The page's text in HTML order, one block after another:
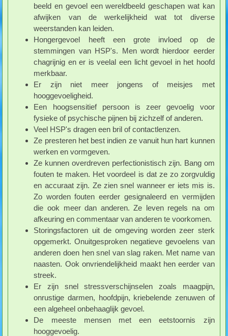
beeld en gevoel een wereldbeeld geschapen wat kan
afwijken van de werkelijkheid wat tot diverse
weerstanden kan leiden.
Hongergevoel heeft een grote invloed op de
stemmingen van HSP's. Men wordt hierdoor eerder
chagrijnig en er is veelal een licht gevoel in het hoofd
merkbaar.
Er zijn niet meer jongens of meisjes met
hooggevoeligheid.
Een hoogsensitief persoon is zeer gevoelig voor
fysieke of psychische pijnen bij zichzelf of anderen.
Veel HSP's dragen een bril of contactlenzen.
Ze presteren het best indien ze vanuit hun hart kunnen
werken en vormgeven.
Ze kunnen overdreven perfectionistisch zijn. Bang om
fouten te maken. Het voordeel is dat ze zo zorgvuldig
en accuraat zijn. Ze zien snel wanneer er iets mis is.
Zo worden fouten eerder gesignaleerd en vermijden
die ook meer dan anderen. Ze leven regels na om
afkeuring en commentaar van anderen te voorkomen.
Storingsfactoren uit de omgeving worden zeer sterk
opgemerkt. Onuitgesproken negatieve gevoelens van
anderen doen hen snel van slag raken. Met name van
naasten. Ook onvriendelijkheid maakt hen eerder van
streek.
Er zijn snel stressverschijnselen zoals maagpijn,
onrustige darmen, hoofdpijn, kriebelende zenuwen of
een algeheel onbehaaglijk gevoel.
De meeste mensen met een eetstoornis zijn
hooggevoelig.